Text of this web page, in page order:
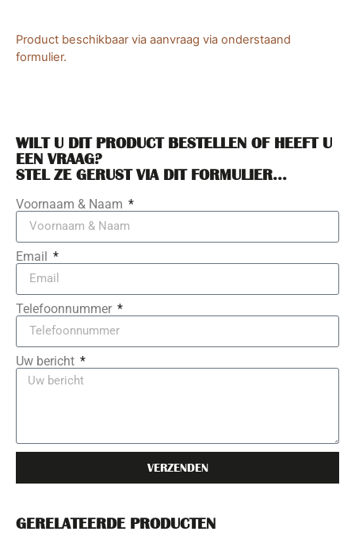
Product beschikbaar via aanvraag via onderstaand
formulier.
GERELATEERDE PRODUCTEN
WILT U DIT PRODUCT BESTELLEN OF HEEFT U
EEN VRAAG?
STEL ZE GERUST VIA DIT FORMULIER...
Voornaam & Naam
Email
Telefoonnummer
Uw bericht
VERZENDEN